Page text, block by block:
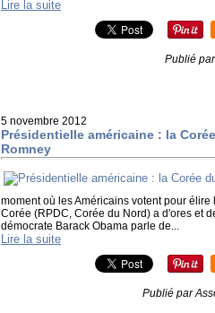
Lire la suite
Publié
5 novembre 2012
Présidentielle américaine : la
Romney
moment où les Américains votent pour
Corée (RPDC, Corée du Nord) a d'ores et
démocrate Barack Obama parle de...
Lire la suite
Publié par